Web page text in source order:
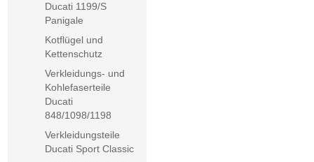
Ducati 1199/S
Panigale
Kotflügel und
Kettenschutz
Verkleidungs- und
Kohlefaserteile
Ducati
848/1098/1198
Verkleidungsteile
Ducati Sport Classic